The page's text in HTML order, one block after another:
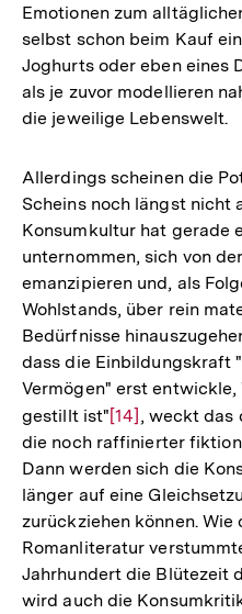
Emotionen zum
selbst schon beim Kauf
Joghurts oder eben eines
als je zuvor modellieren
die jeweilige Lebenswelt.
Allerdings scheinen die
Scheins noch längst nicht
Konsumkultur hat gerade
unternommen, sich von
emanzipieren und, als
Wohlstands, über rein
Bedürfnisse
dass die Einbildungskraft
Vermögen" erst
gestillt ist"Zur
Auflösung
der
Fußnote
[14] , weckt das
die noch raffinierter
Dann werden sich die
länger auf eine
zurückziehen können.
Romanliteratur
Jahrhundert die Blütezeit
wird auch die